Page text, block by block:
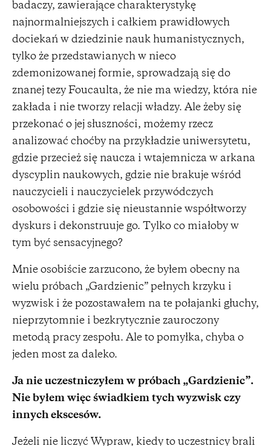
badaczy, zawierające charakterystykę
najnormalniejszych i całkiem prawidłowych
dociekań w dziedzinie nauk humanistycznych,
tylko że przedstawianych w nieco
zdemonizowanej formie, sprowadzają się do
znanej tezy Foucaulta, że nie ma wiedzy, która nie
zakłada i nie tworzy relacji władzy. Ale żeby się
przekonać o jej słuszności, możemy rzecz
analizować choćby na przykładzie uniwersytetu,
gdzie przecież się naucza i wtajemnicza w arkana
dyscyplin naukowych, gdzie nie brakuje wśród
nauczycieli i nauczycielek przywódczych
osobowości i gdzie się nieustannie współtworzy
dyskurs i dekonstruuje go. Tylko co miałoby w
tym być sensacyjnego?
Mnie osobiście zarzucono, że byłem obecny na
wielu próbach „Gardzienic” pełnych krzyku i
wyzwisk i że pozostawałem na te połajanki głuchy,
nieprzytomnie i bezkrytycznie zauroczony
metodą pracy zespołu. Ale to pomyłka, chyba o
jeden most za daleko.
Ja nie uczestniczyłem w próbach „Gardzienic”.
Nie byłem więc świadkiem tych wyzwisk czy
innych ekscesów.
Jeżeli nie liczyć Wypraw, kiedy to uczestnicy brali